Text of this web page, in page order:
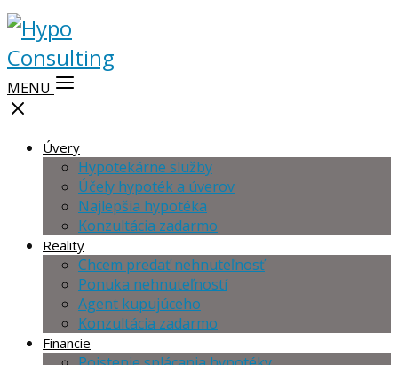
MENU
Úvery
Hypotekárne služby
Účely hypoték a úverov
Najlepšia hypotéka
Konzultácia zadarmo
Reality
Chcem predať nehnuteľnosť
Ponuka nehnuteľností
Agent kupujúceho
Konzultácia zadarmo
Financie